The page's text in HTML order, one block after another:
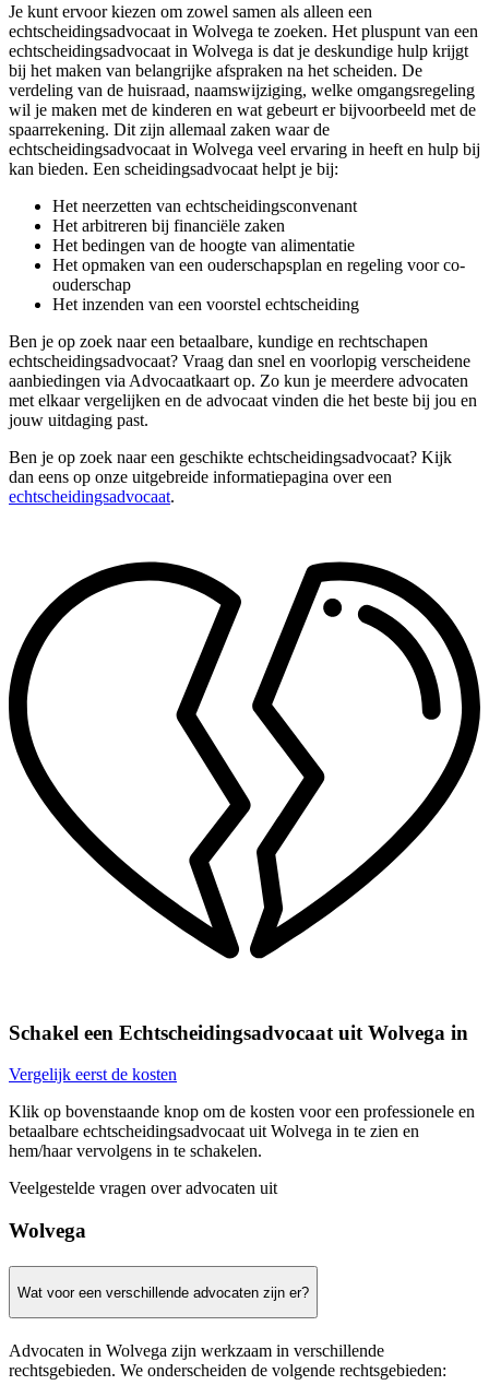
Je kunt ervoor kiezen om zowel samen als alleen een
echtscheidingsadvocaat in Wolvega te zoeken. Het pluspunt van een
echtscheidingsadvocaat in Wolvega is dat je deskundige hulp krijgt
bij het maken van belangrijke afspraken na het scheiden. De
verdeling van de huisraad, naamswijziging, welke omgangsregeling
wil je maken met de kinderen en wat gebeurt er bijvoorbeeld met de
spaarrekening. Dit zijn allemaal zaken waar de
echtscheidingsadvocaat in Wolvega veel ervaring in heeft en hulp bij
kan bieden. Een scheidingsadvocaat helpt je bij:
Het neerzetten van echtscheidingsconvenant
Het arbitreren bij financiële zaken
Het bedingen van de hoogte van alimentatie
Het opmaken van een ouderschapsplan en regeling voor co-
ouderschap
Het inzenden van een voorstel echtscheiding
Ben je op zoek naar een betaalbare, kundige en rechtschapen
echtscheidingsadvocaat? Vraag dan snel en voorlopig verscheidene
aanbiedingen via Advocaatkaart op. Zo kun je meerdere advocaten
met elkaar vergelijken en de advocaat vinden die het beste bij jou en
jouw uitdaging past.
Ben je op zoek naar een geschikte echtscheidingsadvocaat? Kijk
dan eens op onze uitgebreide informatiepagina over een
echtscheidingsadvocaat.
Schakel een Echtscheidingsadvocaat uit Wolvega in
Vergelijk eerst de kosten
Klik op bovenstaande knop om de kosten voor een professionele en
betaalbare echtscheidingsadvocaat uit Wolvega in te zien en
hem/haar vervolgens in te schakelen.
Veelgestelde vragen over advocaten uit
Wolvega
Wat voor een verschillende advocaten zijn er?
Advocaten in Wolvega zijn werkzaam in verschillende
rechtsgebieden. We onderscheiden de volgende rechtsgebieden: